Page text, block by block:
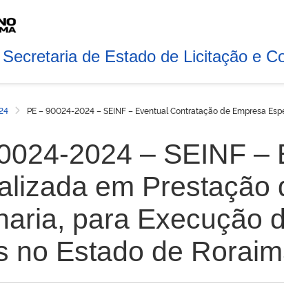
de Estado de Licitação e
PE – 90024-2024 – SEINF – Eventual Contratação de Empresa
2024 – SEINF
em Prestação
para Execução
no Estado de